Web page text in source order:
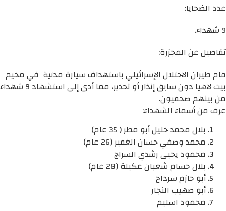
عدد الضحايا:
9 شهداء.
تفاصيل عن المجزرة:
قام طيران الاحتلال الإسرائيلي باستهداف سيارة مدنية في مخيم
بيت لاهيا دون سابق إنذار أو تحذير، مما أدى إلى استشهاد 9 شهداء
من بينهم صحفيون.
عرف من أسماء الشهداء:
بلال محمد خليل أبو مطر ( 35 عام)
محمد وصفي حسان الغفير (26 عام)
محمود يحيى رشدي السراج
بلال حسام شعبان عكيلة (28 عام)
أبو حازم سرداح
أبو صهيب النجار
محمود اسليم